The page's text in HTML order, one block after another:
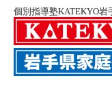
個別指導塾KATEKYO岩